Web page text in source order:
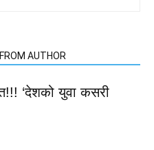
AUTHOR
‘देशको युवा कसरी